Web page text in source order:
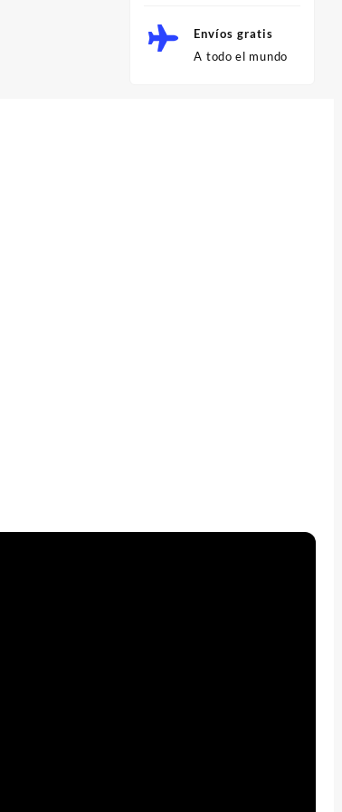
Envíos gratis
A todo el mundo